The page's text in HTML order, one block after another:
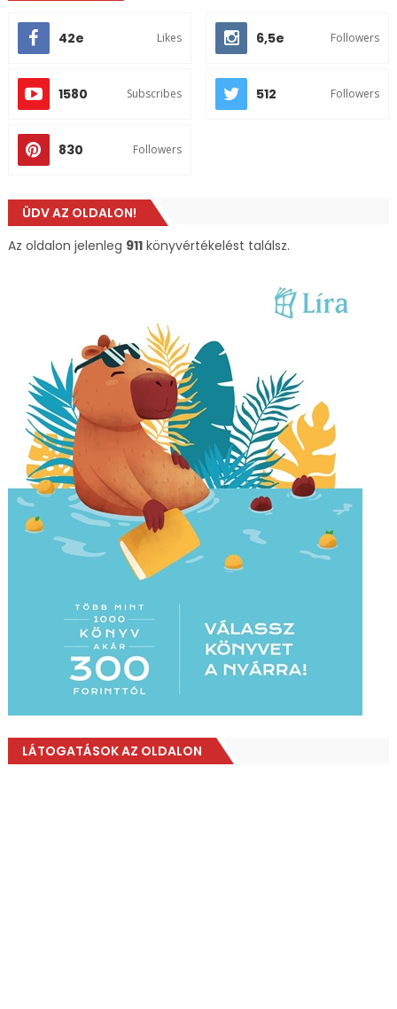
42e Likes 6,5e Followers
1580 Subscribes 512 Followers
830 Followers
ÜDV AZ OLDALON!
Az oldalon jelenleg 911könyvértékelést találsz.
LÁTOGATÁSOK AZ OLDALON